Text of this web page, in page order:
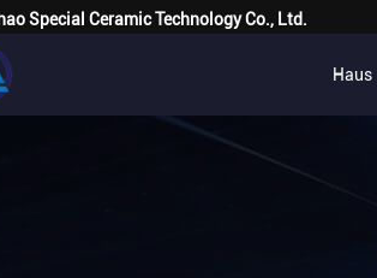
Special Ceramic Technology Co., Ltd.
Haus